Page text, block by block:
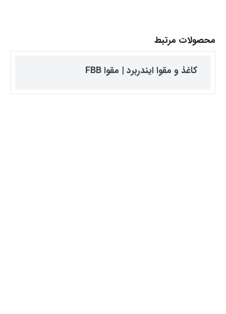
محصولات مرتبط
کاغذ و مقوا ایندربرد | مقوا FBB